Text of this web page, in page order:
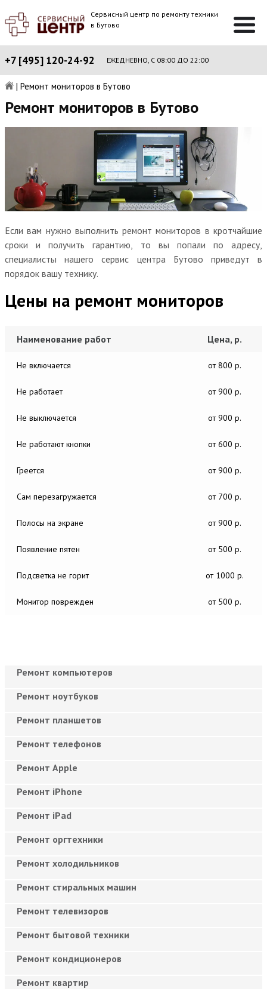
Сервисный центр по ремонту техники
в Бутово
+7 [495] 120-24-92 ЕЖЕДНЕВНО, С 08:00 ДО 22:00
| Ремонт мониторов в Бутово
Ремонт мониторов в Бутово
Если вам нужно выполнить ремонт мониторов в кротчайшие
сроки и получить гарантию, то вы попали по адресу,
специалисты нашего сервис центра Бутово приведут в
порядок вашу технику.
Цены на ремонт мониторов
Наименование работ Цена, р.
Не включается от 800 р.
Не работает от 900 р.
Не выключается от 900 р.
Не работают кнопки от 600 р.
Греется от 900 р.
Сам перезагружается от 700 р.
Полосы на экране от 900 р.
Появление пятен от 500 р.
Подсветка не горит от 1000 р.
Монитор поврежден от 500 р.
Ремонт компьютеров
Ремонт ноутбуков
Ремонт планшетов
Ремонт телефонов
Ремонт Apple
Ремонт iPhone
Ремонт iPad
Ремонт оргтехники
Ремонт холодильников
Ремонт стиральных машин
Ремонт телевизоров
Ремонт бытовой техники
Ремонт кондиционеров
Ремонт квартир